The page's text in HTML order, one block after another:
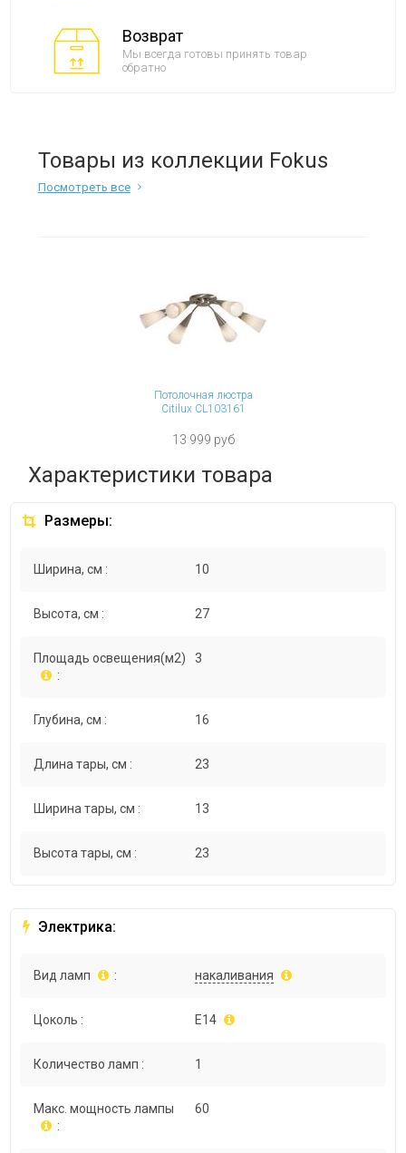
Возврат
Мы всегда готовы принять товар
обратно
Товары из коллекции Fokus
Посмотреть все
Потолочная люстра
Citilux CL103161
13 999 руб
Характеристики товара
Размеры:
Ширина, см : 10
Высота, см : 27
Площадь освещения(м2)
:
3
Глубина, см : 16
Длина тары, см : 23
Ширина тары, см : 13
Высота тары, см : 23
Электрика:
Вид ламп : накаливания
Цоколь : E14
Количество ламп : 1
Макс. мощность лампы
:
60